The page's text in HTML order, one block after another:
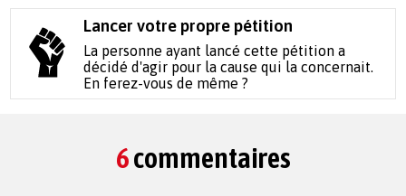
Lancer votre propre pétition
La personne ayant lancé cette pétition a
décidé d'agir pour la cause qui la concernait.
En ferez-vous de même ?
6commentaires